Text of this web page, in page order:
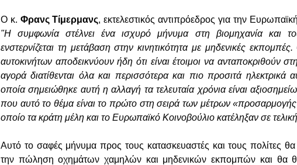
Ο κ. Φρανς Τίμερμανς, εκτελεστικός αντιπρόεδρος για την
"Η συμφωνία στέλνει ένα ισχυρό μήνυμα στη βιομηχανία και
ενστερνίζεται τη μετάβαση στην κινητικότητα με μηδενικές
αυτοκινήτων αποδεικνύουν ήδη ότι είναι έτοιμοι να ανταποκριθούν
αγορά διατίθενται όλα και περισσότερα και πιο προσιτά ηλεκτρικά
οποία σημειώθηκε αυτή η αλλαγή τα τελευταία χρόνια είναι
που αυτό το θέμα είναι το πρώτο στη σειρά των μέτρων
οποίο τα κράτη μέλη και το Ευρωπαϊκό Κοινοβούλιο κατέληξαν σε
Αυτό το σαφές μήνυμα προς τους κατασκευαστές και τους πολίτες θα
την πώληση οχημάτων χαμηλών και μηδενικών εκπομπών και θα